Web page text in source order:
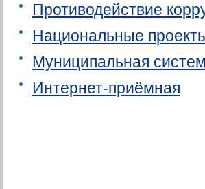
Противодействие
Национальные
Муниципальная
Интернет-приёмная